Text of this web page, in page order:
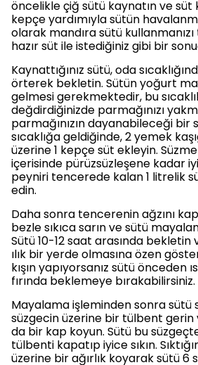
öncelikle çiğ sütü kaynatın ve
kepçe yardımıyla sütün
olarak mandıra sütü
hazır süt ile istediğiniz gibi bir
Kaynattığınız sütü, oda
örterek bekletin. Sütün yoğurt
gelmesi gerekmektedir, bu
değdirdiğinizde parmağınızı
parmağınızın dayanabileceği bir
sıcaklığa geldiğinde, 2 yemek
üzerine 1 kepçe süt ekleyin.
içerisinde pürüzsüzleşene kadar
peyniri tencerede kalan 1 litrelik
edin.
Daha sonra tencerenin ağzını
bezle sıkıca sarın ve sütü
Sütü 10-12 saat arasında bekletin
ılık bir yerde olmasına özen
kışın yapıyorsanız sütü önceden
fırında beklemeye bırakabilirsiniz.
Mayalama işleminden sonra sütü
süzgecin üzerine bir tülbent gerin
da bir kap koyun. Sütü bu
tülbenti kapatıp iyice sıkın.
üzerine bir ağırlık koyarak sütü 6